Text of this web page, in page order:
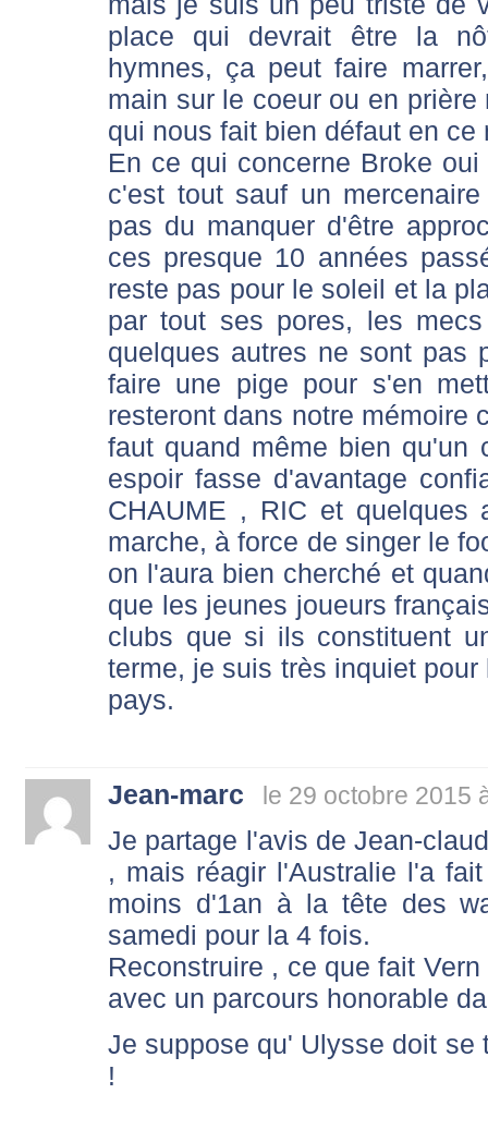
place qui devrait être la
hymnes, ça peut faire
main sur le coeur ou en
qui nous fait bien défaut en ce
En ce qui concerne Broke
c'est tout sauf un
pas du manquer d'être
ces presque 10 années
reste pas pour le soleil et la
par tout ses pores, les
quelques autres ne sont pas
faire une pige pour s'en
resteront dans notre mémoire
faut quand même bien qu'un
espoir fasse d'avantage
CHAUME , RIC et quelques
marche, à force de singer le
on l'aura bien cherché et
que les jeunes joueurs
clubs que si ils constituent
terme, je suis très inquiet
pays.
Jean-marc le 29 octobre 2015
Je partage l'avis de Jean-
, mais réagir l'Australie l'a
moins d'1an à la tête des
samedi pour la 4 fois.
Reconstruire , ce que fait
avec un parcours honorable
Je suppose qu' Ulysse doit se
!